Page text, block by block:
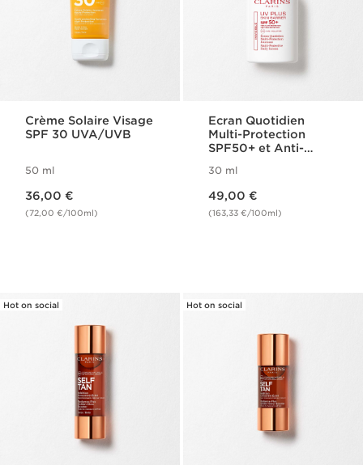
Crème Solaire Visage
SPF 30​ UVA/UVB
50 ml
36,00 €
(72,00 €/100ml)
Ecran Quotidien
Multi-Protection
SPF50+ et Anti-
Skin Barrier
30 ml
49,00 €
(163,33 €/100ml)
Hot on social Hot on social